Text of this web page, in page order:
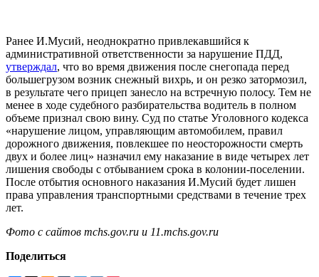
Ранее И.Мусий, неоднократно привлекавшийся к
административной ответственности за нарушение ПДД,
утверждал, что во время движения после снегопада перед
большегрузом возник снежный вихрь, и он резко затормозил,
в результате чего прицеп занесло на встречную полосу. Тем не
менее в ходе судебного разбирательства водитель в полном
объеме признал свою вину. Суд по статье Уголовного кодекса
«нарушение лицом, управляющим автомобилем, правил
дорожного движения, повлекшее по неосторожности смерть
двух и более лиц» назначил ему наказание в виде четырех лет
лишения свободы с отбыванием срока в колонии-поселении.
После отбытия основного наказания И.Мусий будет лишен
права управления транспортными средствами в течение трех
лет.
Фото с сайтов mchs.gov.ru и 11.mchs.gov.ru
Поделиться